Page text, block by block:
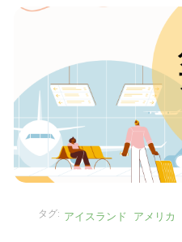
タグ: アイスランド アメリカ